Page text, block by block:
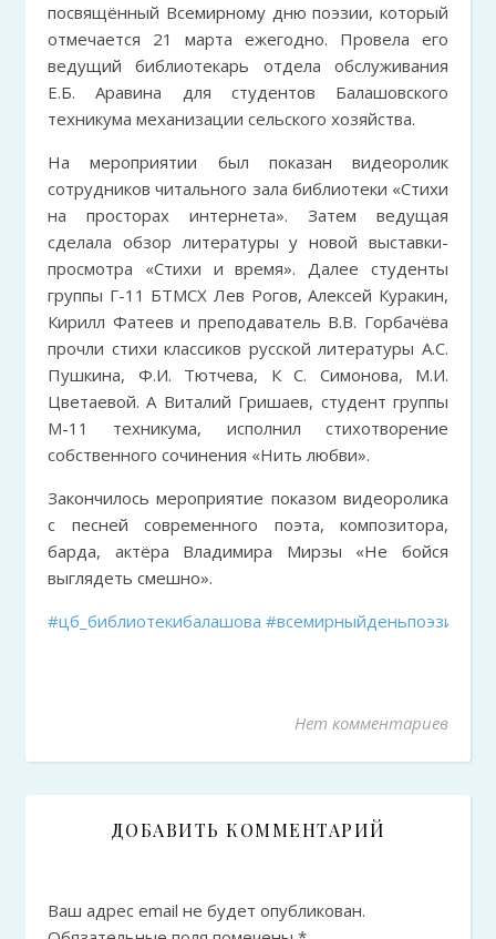
посвящённый Всемирному дню поэзии, который
отмечается 21 марта ежегодно. Провела его
ведущий библиотекарь отдела обслуживания
Е.Б. Аравина для студентов Балашовского
техникума механизации сельского хозяйства.
На мероприятии был показан видеоролик
сотрудников читального зала библиотеки «Стихи
на просторах интернета». Затем ведущая
сделала обзор литературы у новой выставки-
просмотра «Стихи и время». Далее студенты
группы Г-11 БТМСХ Лев Рогов, Алексей Куракин,
Кирилл Фатеев и преподаватель В.В. Горбачёва
прочли стихи классиков русской литературы А.С.
Пушкина, Ф.И. Тютчева, К С. Симонова, М.И.
Цветаевой. А Виталий Гришаев, студент группы
М-11 техникума, исполнил стихотворение
собственного сочинения «Нить любви».
Закончилось мероприятие показом видеоролика
с песней современного поэта, композитора,
барда, актёра Владимира Мирзы «Не бойся
выглядеть смешно».
#цб_библиотекибалашова #всемирныйденьпоэзии
Нет комментариев
ДОБАВИТЬ КОММЕНТАРИЙ
Ваш адрес email не будет опубликован.